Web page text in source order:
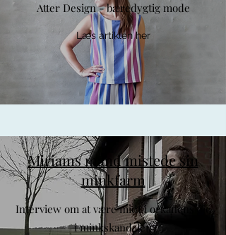
Atter Design - bæredygtig mode
Læs artiklen her
Miriams mand mistede sin
minkfarm
Interview om at være midt i orkanens øje
i minkskandalen